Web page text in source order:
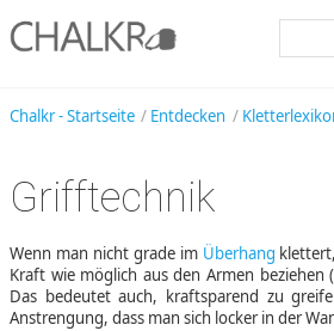
Chalkr - Startseite Entdecken
Grifftechnik
Wenn man nicht grade im Überhang
Kraft wie möglich aus den Armen beziehen
Das bedeutet auch, kraftsparend zu
Anstrengung, dass man sich locker in der